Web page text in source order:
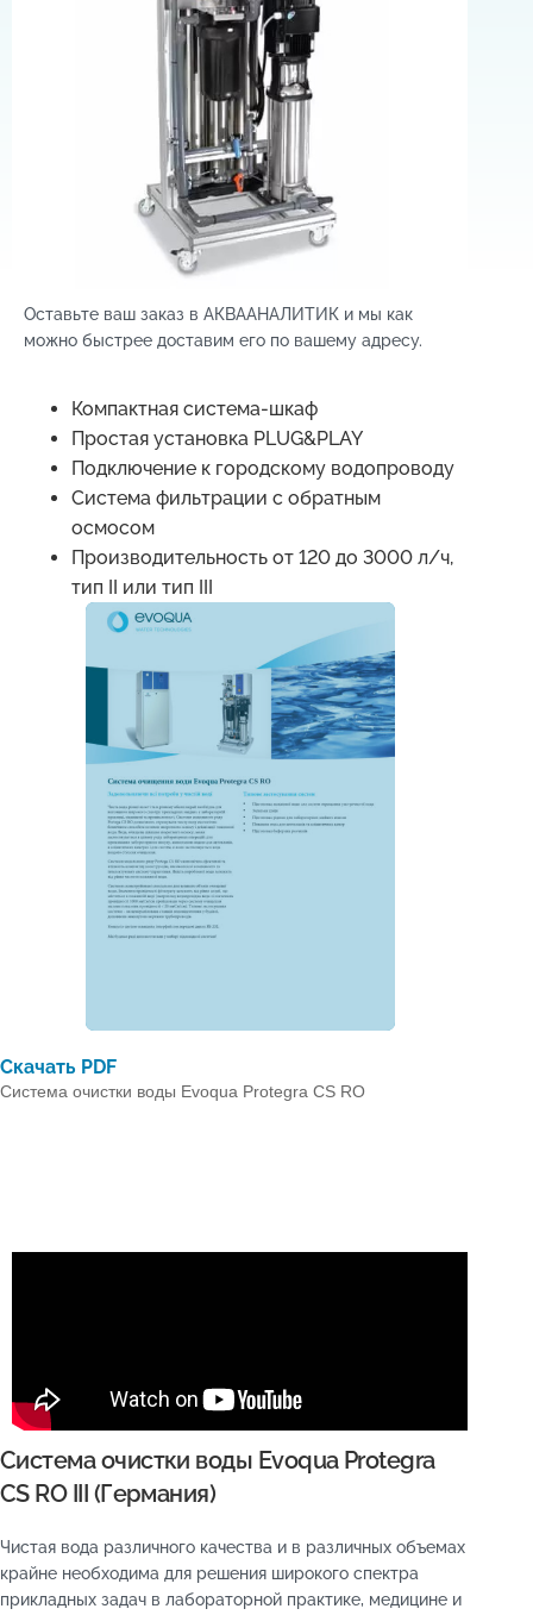
Оставьте ваш заказ в АКВААНАЛИТИК и мы как
можно быстрее доставим его по вашему адресу.
Компактная система-шкаф
Простая установка PLUG&PLAY
Подключение к городскому водопроводу
Система фильтрации с обратным
осмосом
Производительность от 120 до 3000 л/ч,
тип II или тип III
Скачать PDF
Система очистки воды Evoqua Protegra CS RO
Система очистки воды Evoqua Protegra
CS RO III (Германия)
Чистая вода различного качества и в различных объемах
крайне необходима для решения широкого спектра
прикладных задач в лабораторной практике, медицине и